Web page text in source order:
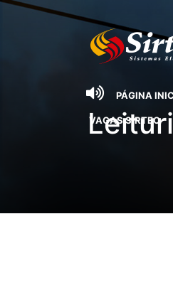
PÁGINA
VAGAS SIRTEC